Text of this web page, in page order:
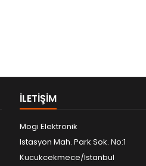
ILETIŞIM
Mogi Elektronik
Istasyon Mah. Park Sok. No:1
Kucukcekmece/Istanbul